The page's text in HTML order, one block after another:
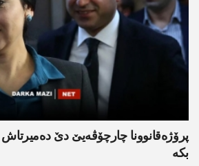
پرۆژەقانوونا چارچۆڤەیێ دێ دەمیرتاش
بکە